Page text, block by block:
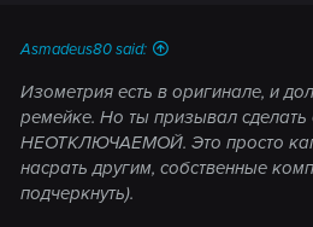
Asmadeus80 said:
Изометрия есть в оригинале, и
ремейке. Но ты призывал сделать
НЕОТКЛЮЧАЕМОЙ. Это просто
насрать другим, собственные
подчеркнуть).